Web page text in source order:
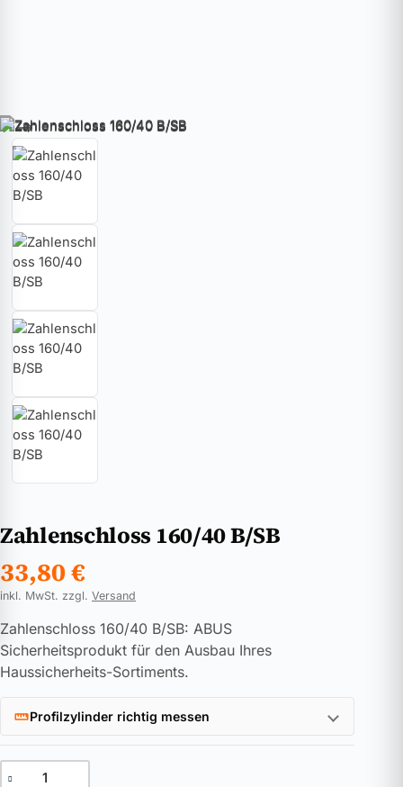
Zahlenschloss 160/40 B/SB
33,80€
inkl. MwSt. zzgl. Versand
Zahlenschloss 160/40 B/SB: ABUS
Sicherheitsprodukt für den Ausbau Ihres
Haussicherheits-Sortiments.
Profilzylinder richtig messen
Zahlenschloss 160/40 B/SB Menge